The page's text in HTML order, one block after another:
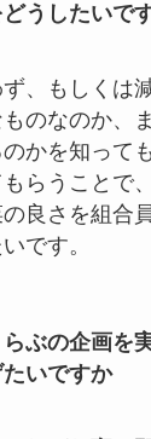
うしたいで
、もしくは
のなのか、
かを知って
らうことで
良さを組合
です。
ぶの企画を
いですか